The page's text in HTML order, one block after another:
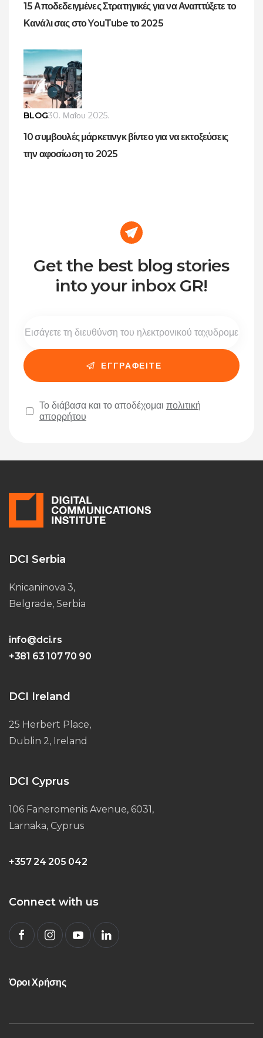
15 Αποδεδειγμένες Στρατηγικές για να Αναπτύξετε το
Κανάλι σας στο YouTube το 2025
BLOG30. Μαΐου 2025.
10 συμβουλές μάρκετινγκ βίντεο για να εκτοξεύσεις
την αφοσίωση το 2025
Get the best blog stories
into your inbox GR!
Το διάβασα και το αποδέχομαι πολιτική
απορρήτου
DCI Serbia
Knicaninova 3,
Belgrade, Serbia
info@dci.rs
+381 63 107 70 90
DCI Ireland
25 Herbert Place,
Dublin 2, Ireland
DCI Cyprus
106 Faneromenis Avenue, 6031,
Larnaka, Cyprus
+357 24 205 042
Connect with us
Όροι Χρήσης